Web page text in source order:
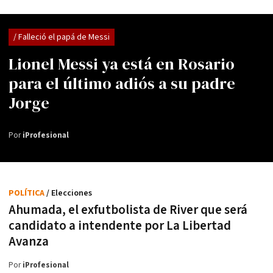
Lionel Messi ya está en Rosario
para el último adiós a su padre
Jorge
/ Falleció el papá de Messi
PoriProfesional
Ahumada, el exfutbolista de River que será
candidato a intendente por La Libertad
Avanza
POLÍTICA/ Elecciones
PoriProfesional